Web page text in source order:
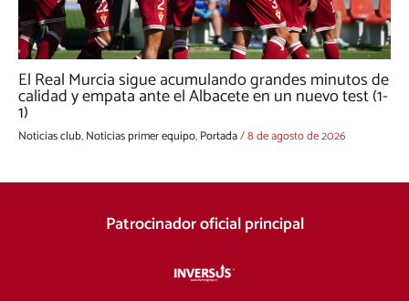
El Real Murcia sigue acumulando grandes minutos de
calidad y empata ante el Albacete en un nuevo test (1-
1)
Noticias club,Noticias primer equipo,Portada/8 de agosto de 2026
Patrocinador oficial principal